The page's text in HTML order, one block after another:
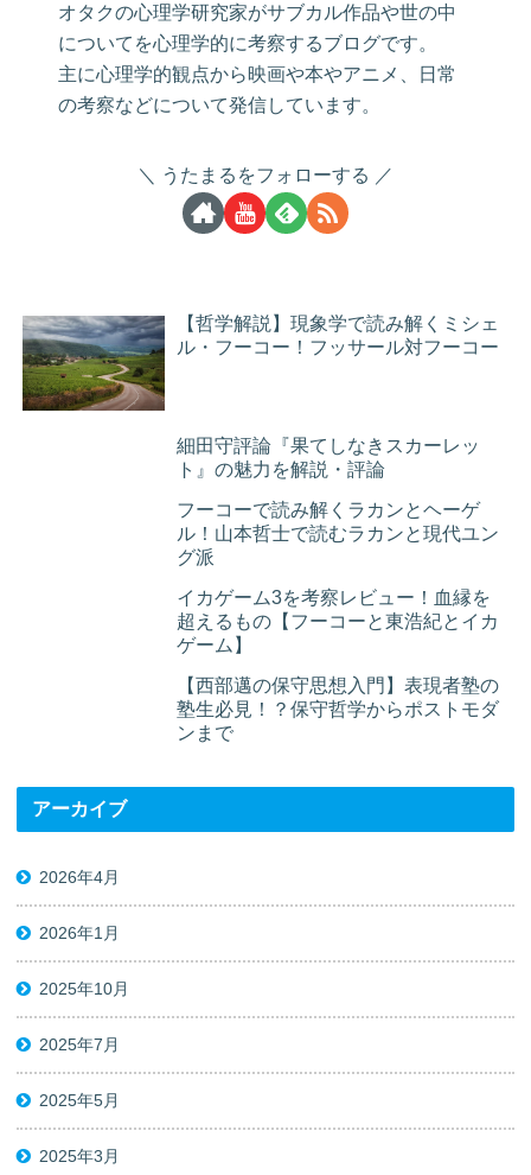
オタクの心理学研究家がサブカル作品や世の中
についてを心理学的に考察するブログです。
主に心理学的観点から映画や本やアニメ、日常
の考察などについて発信しています。
うたまるをフォローする
【哲学解説】現象学で読み解くミシェ
ル・フーコー！フッサール対フーコー
細田守評論『果てしなきスカーレッ
ト』の魅力を解説・評論
フーコーで読み解くラカンとヘーゲ
ル！山本哲士で読むラカンと現代ユン
グ派
イカゲーム3を考察レビュー！血縁を
超えるもの【フーコーと東浩紀とイカ
ゲーム】
【西部邁の保守思想入門】表現者塾の
塾生必見！？保守哲学からポストモダ
ンまで
アーカイブ
2026年4月
2026年1月
2025年10月
2025年7月
2025年5月
2025年3月